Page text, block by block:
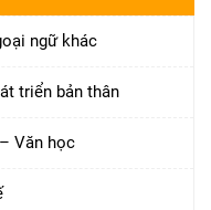
ngữ khác
triển bản thân
Văn học